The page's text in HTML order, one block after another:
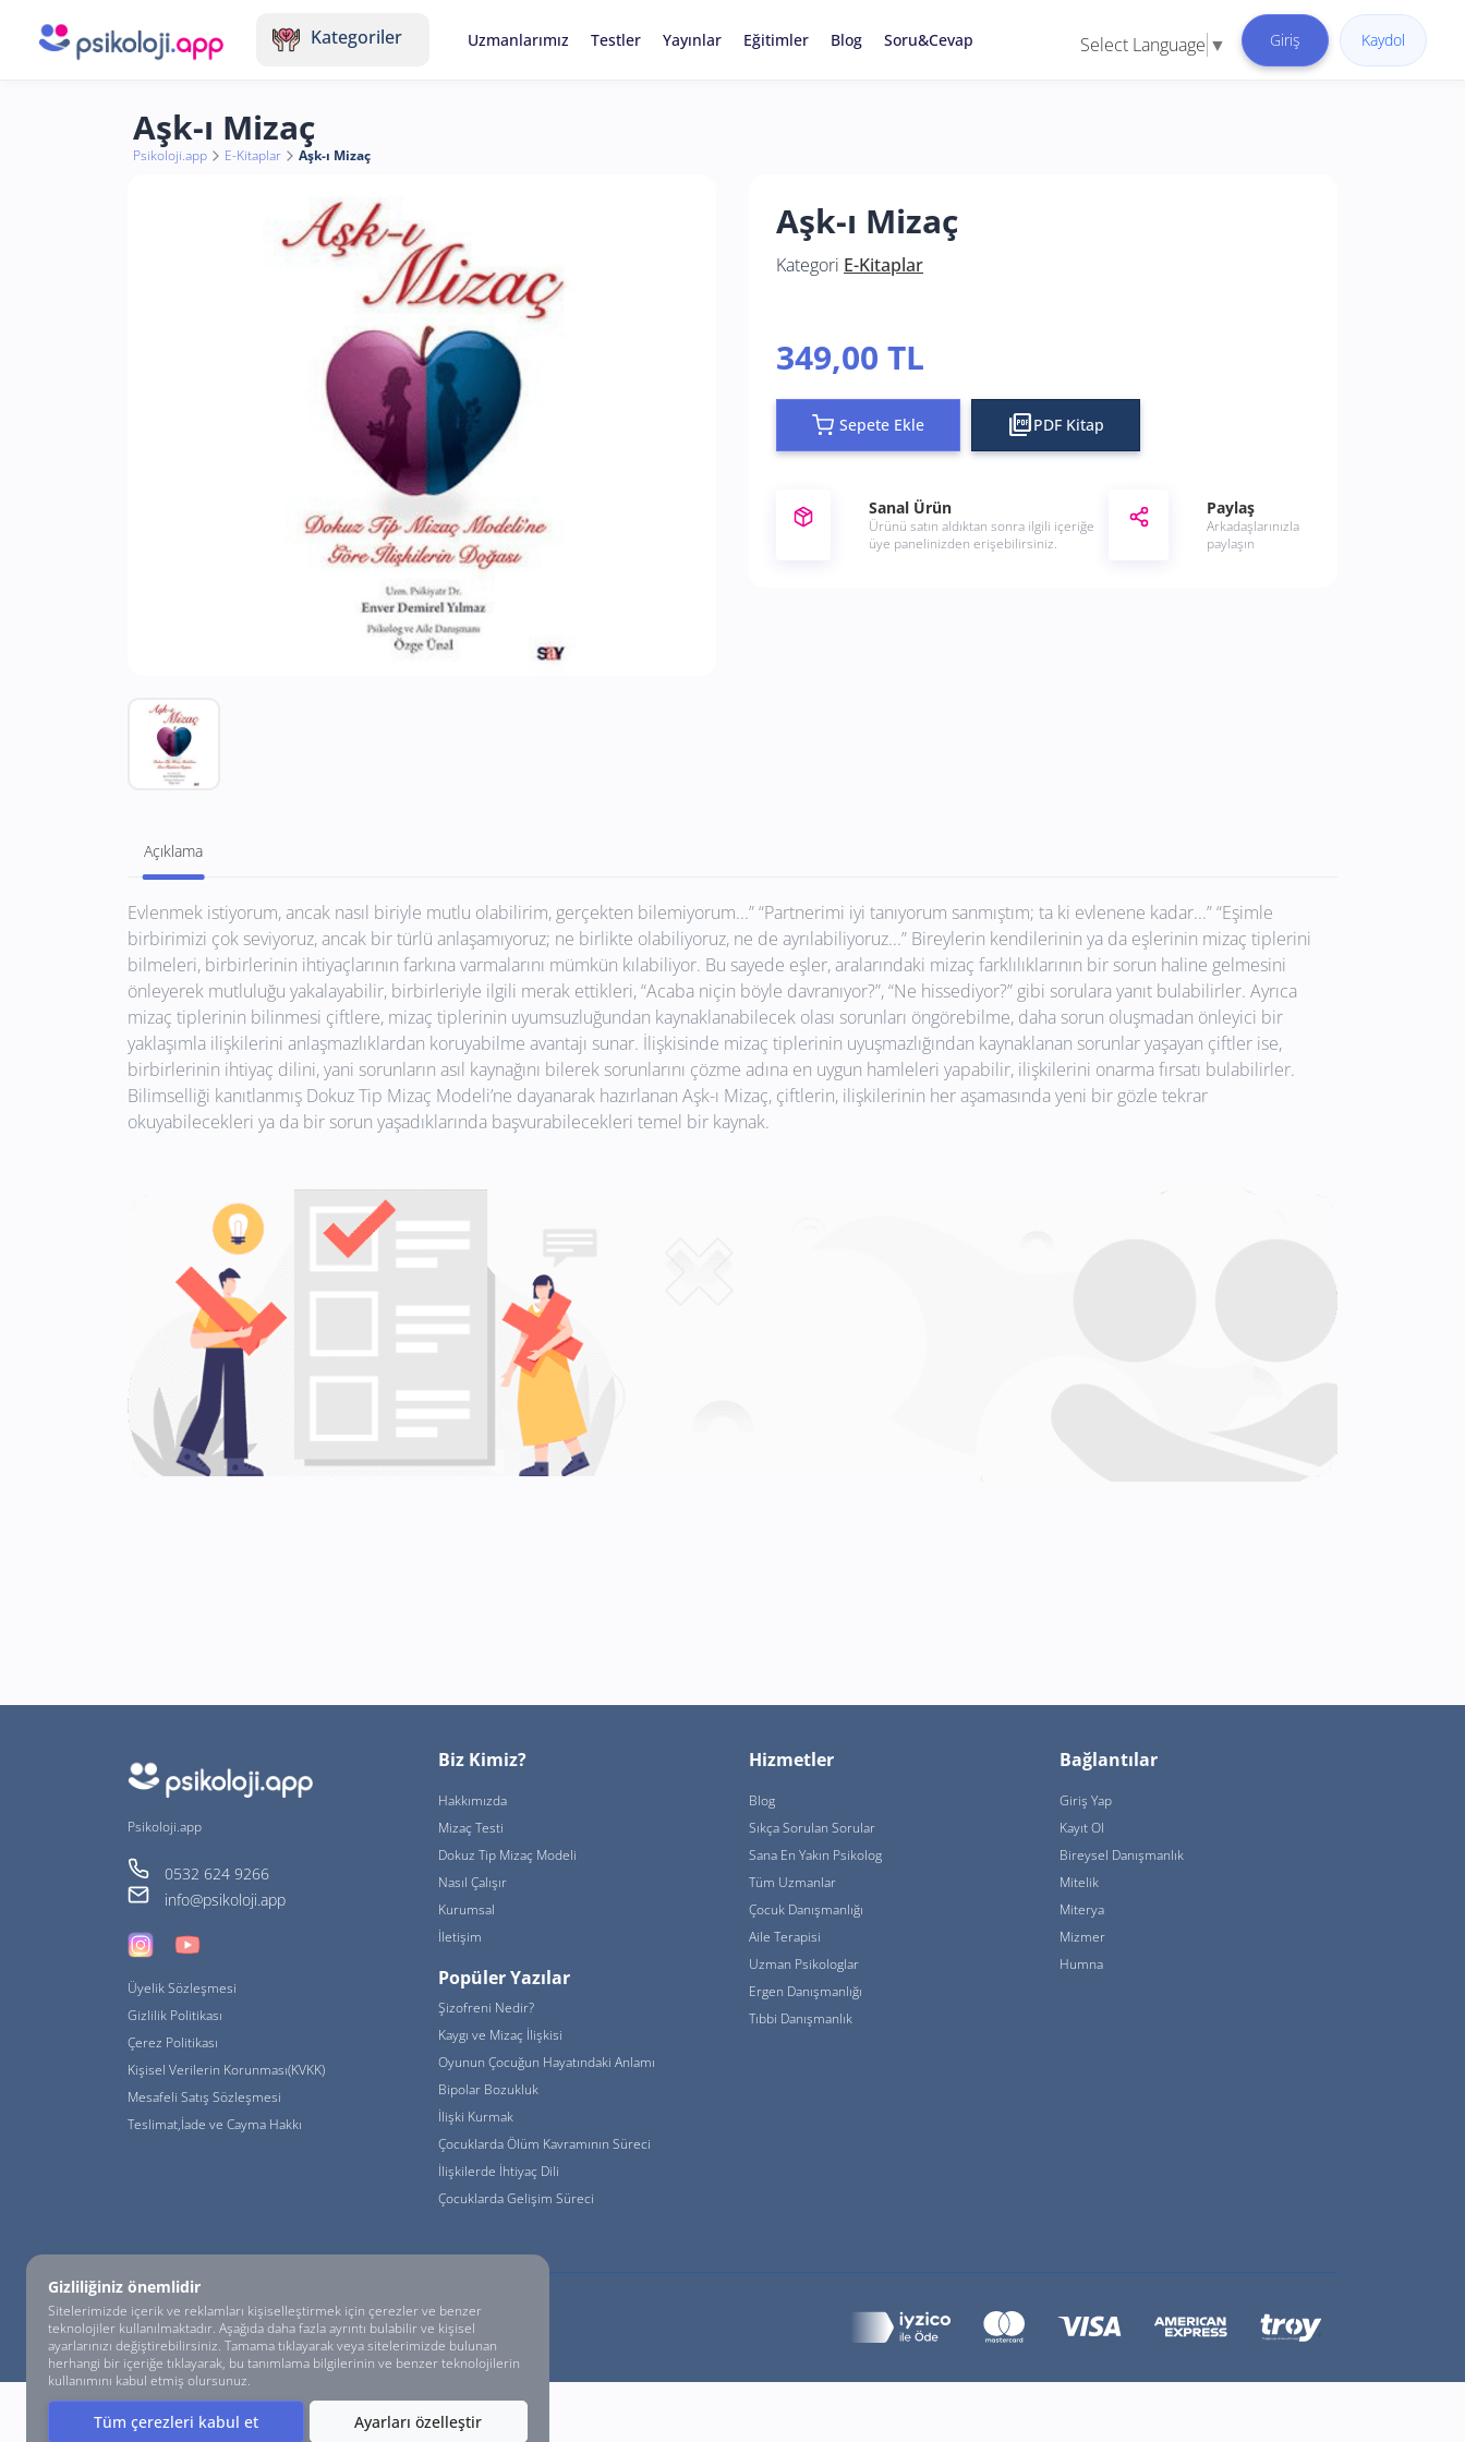
Kategoriler Uzmanlarımız Testler Yayınlar Eğitimler Blog Soru&Cevap Select Language ▼ Giriş Kaydol
Aşk-ı Mizaç
Psikoloji.app E-Kitaplar Aşk-ı Mizaç
Aşk-ı Mizaç
Kategori E-Kitaplar
349,00 TL
Sepete Ekle picture_as_pdfPDF Kitap
Sanal Ürün
Ürünü satın aldıktan sonra ilgili içeriğe
üye panelinizden erişebilirsiniz.
Paylaş
Arkadaşlarınızla
paylaşın
Açıklama
Evlenmek istiyorum, ancak nasıl biriyle mutlu olabilirim, gerçekten bilemiyorum...” “Partnerimi iyi tanıyorum sanmıştım; ta ki evlenene kadar...” “Eşimle
birbirimizi çok seviyoruz, ancak bir türlü anlaşamıyoruz; ne birlikte olabiliyoruz, ne de ayrılabiliyoruz...” Bireylerin kendilerinin ya da eşlerinin mizaç tiplerini
bilmeleri, birbirlerinin ihtiyaçlarının farkına varmalarını mümkün kılabiliyor. Bu sayede eşler, aralarındaki mizaç farklılıklarının bir sorun haline gelmesini
önleyerek mutluluğu yakalayabilir, birbirleriyle ilgili merak ettikleri, “Acaba niçin böyle davranıyor?”, “Ne hissediyor?” gibi sorulara yanıt bulabilirler. Ayrıca
mizaç tiplerinin bilinmesi çiftlere, mizaç tiplerinin uyumsuzluğundan kaynaklanabilecek olası sorunları öngörebilme, daha sorun oluşmadan önleyici bir
yaklaşımla ilişkilerini anlaşmazlıklardan koruyabilme avantajı sunar. İlişkisinde mizaç tiplerinin uyuşmazlığından kaynaklanan sorunlar yaşayan çiftler ise,
birbirlerinin ihtiyaç dilini, yani sorunların asıl kaynağını bilerek sorunlarını çözme adına en uygun hamleleri yapabilir, ilişkilerini onarma fırsatı bulabilirler.
Bilimselliği kanıtlanmış Dokuz Tip Mizaç Modeli’ne dayanarak hazırlanan Aşk-ı Mizaç, çiftlerin, ilişkilerinin her aşamasında yeni bir gözle tekrar
okuyabilecekleri ya da bir sorun yaşadıklarında başvurabilecekleri temel bir kaynak.
Psikoloji.app
0532 624 9266
info@psikoloji.app
Üyelik Sözleşmesi
Gizlilik Politikası
Çerez Politikası
Kişisel Verilerin Korunması(KVKK)
Mesafeli Satış Sözleşmesi
Teslimat,İade ve Cayma Hakkı
Biz Kimiz?
Hakkımızda
Mizaç Testi
Dokuz Tip Mizaç Modeli
Nasıl Çalışır
Kurumsal
İletişim
Popüler Yazılar
Şizofreni Nedir?
Kaygı ve Mizaç İlişkisi
Oyunun Çocuğun Hayatındaki Anlamı
Bipolar Bozukluk
İlişki Kurmak
Çocuklarda Ölüm Kavramının Süreci
İlişkilerde İhtiyaç Dili
Çocuklarda Gelişim Süreci
Hizmetler
Blog
Sıkça Sorulan Sorular
Sana En Yakın Psikolog
Tüm Uzmanlar
Çocuk Danışmanlığı
Aile Terapisi
Uzman Psikologlar
Ergen Danışmanlığı
Tıbbi Danışmanlık
Bağlantılar
Giriş Yap
Kayıt Ol
Bireysel Danışmanlık
Mitelik
Miterya
Mizmer
Humna
© psikoloji.APP - HUMNA Eğitim ve Danışmanlık Tic. Ltd. Şti. Tüm Hakları Sakldır.
Gizliliğiniz önemlidir
Sitelerimizde içerik ve reklamları kişiselleştirmek için çerezler ve benzer
teknolojiler kullanılmaktadır. Aşağıda daha fazla ayrıntı bulabilir ve kişisel
ayarlarınızı değiştirebilirsiniz. Tamama tıklayarak veya sitelerimizde bulunan
herhangi bir içeriğe tıklayarak, bu tanımlama bilgilerinin ve benzer teknolojilerin
kullanımını kabul etmiş olursunuz.
Tüm çerezleri kabul et Ayarları özelleştir